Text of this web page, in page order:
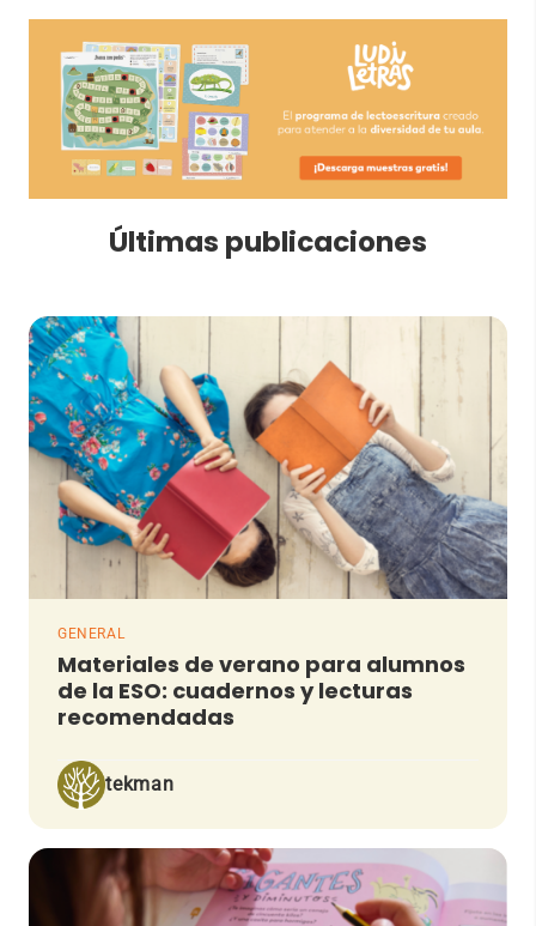
Últimas publicaciones
GENERAL
Materiales de verano para alumnos
de la ESO: cuadernos y lecturas
recomendadas
tekman